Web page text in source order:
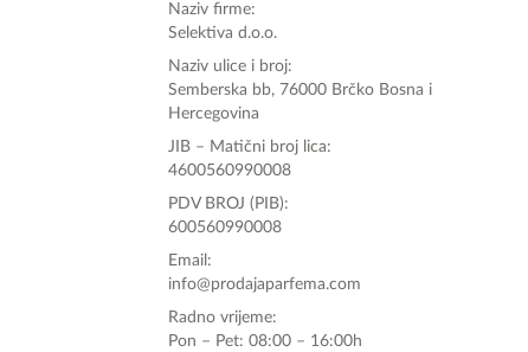
Naziv firme:
Selektiva d.o.o.
Naziv ulice i broj:
Semberska bb, 76000 Brčko Bosna i
Hercegovina
JIB – Matični broj lica:
4600560990008
PDV BROJ (PIB):
600560990008
Email:
info@prodajaparfema.com
Radno vrijeme:
Pon – Pet: 08:00 – 16:00h